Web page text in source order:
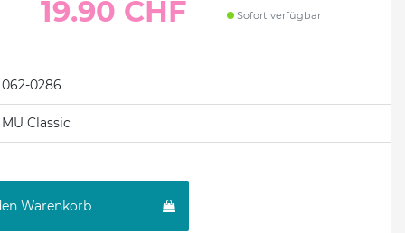
19.90 CHF Sofort verfügbar
062-0286
MU Classic
Warenkorb